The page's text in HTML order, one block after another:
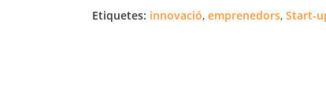
Etiquetes: innovació, emprenedors, Start-